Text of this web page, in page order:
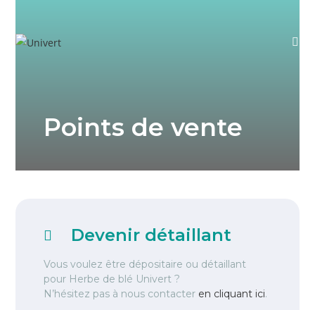
Points de vente
Devenir détaillant
Vous voulez être dépositaire ou détaillant
pour Herbe de blé Univert ?
N’hésitez pas à nous contacter en cliquant ici.